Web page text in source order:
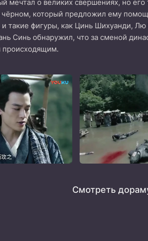
мечтал о великих свершениях, но
чёрном, который предложил ему
такие фигуры, как Цинь Шихуанди,
Синь обнаружил, что за сменой
происходящим.
Смотреть